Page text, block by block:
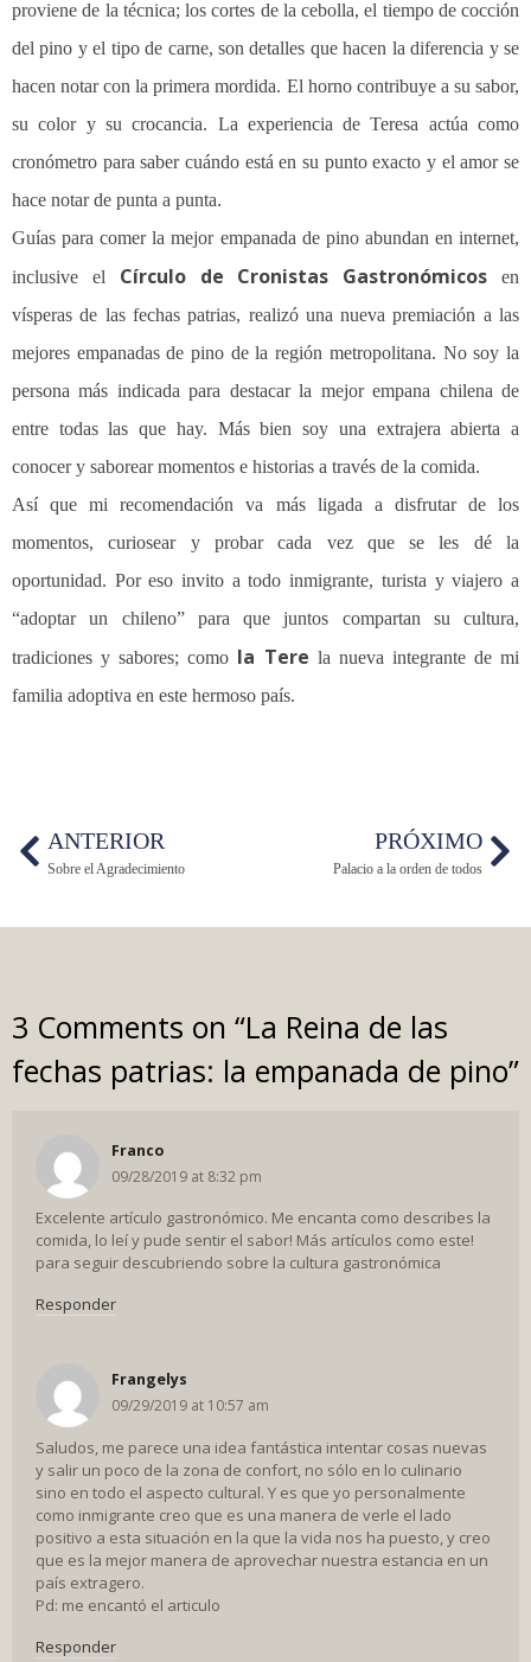
proviene de la técnica; los cortes de la cebolla, el tiempo de cocción
del pino y el tipo de carne, son detalles que hacen la diferencia y se
hacen notar con la primera mordida. El horno contribuye a su sabor,
su color y su crocancia. La experiencia de Teresa actúa como
cronómetro para saber cuándo está en su punto exacto y el amor se
hace notar de punta a punta.
Guías para comer la mejor empanada de pino abundan en internet,
inclusive el Círculo de Cronistas Gastronómicos en
vísperas de las fechas patrias, realizó una nueva premiación a las
mejores empanadas de pino de la región metropolitana. No soy la
persona más indicada para destacar la mejor empana chilena de
entre todas las que hay. Más bien soy una extrajera abierta a
conocer y saborear momentos e historias a través de la comida.
Así que mi recomendación va más ligada a disfrutar de los
momentos, curiosear y probar cada vez que se les dé la
oportunidad. Por eso invito a todo inmigrante, turista y viajero a
“adoptar un chileno” para que juntos compartan su cultura,
tradiciones y sabores; como la Tere la nueva integrante de mi
familia adoptiva en este hermoso país.
ANTERIOR
Sobre el Agradecimiento
PRÓXIMO
Palacio a la orden de todos
3 Comments on “La Reina de las
fechas patrias: la empanada de pino”
Franco
09/28/2019 at 8:32 pm
Excelente artículo gastronómico. Me encanta como describes la
comida, lo leí y pude sentir el sabor! Más artículos como este!
para seguir descubriendo sobre la cultura gastronómica
Responder
Frangelys
09/29/2019 at 10:57 am
Saludos, me parece una idea fantástica intentar cosas nuevas
y salir un poco de la zona de confort, no sólo en lo culinario
sino en todo el aspecto cultural. Y es que yo personalmente
como inmigrante creo que es una manera de verle el lado
positivo a esta situación en la que la vida nos ha puesto, y creo
que es la mejor manera de aprovechar nuestra estancia en un
país extragero.
Pd: me encantó el articulo
Responder